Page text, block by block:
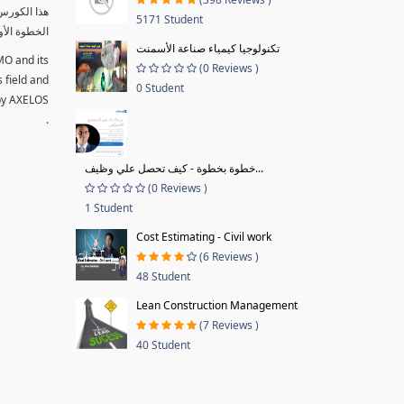
الخطوة
and its
field and
.
5171 Student
تكنولوجيا كيمياء صناعة الأسمنت
(0 Reviews )
0 Student
خطوة بخطوة - كيف تحصل علي وظيف...
(0 Reviews )
1 Student
Cost Estimating - Civil work
(6 Reviews )
48 Student
Lean Construction Management
(7 Reviews )
40 Student